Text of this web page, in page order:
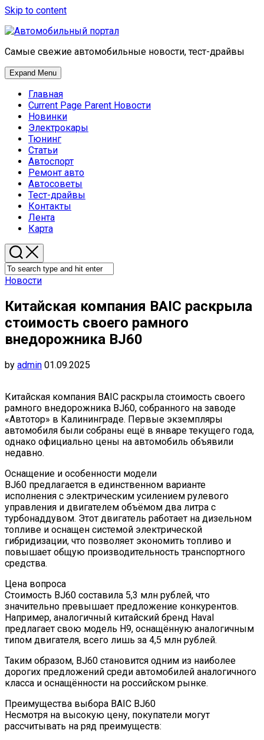
Skip to content
Самые свежие автомобильные новости, тест-драйвы
Expand Menu
Главная
Current Page Parent Новости
Новинки
Электрокары
Тюнинг
Статьи
Автоспорт
Ремонт авто
Автосоветы
Тест-драйвы
Контакты
Лента
Карта
Новости
Китайская компания BAIC раскрыла
стоимость своего рамного
внедорожника BJ60
by admin 01.09.2025
Китайская компания BAIC раскрыла стоимость своего
рамного внедорожника BJ60, собранного на заводе
«Автотор» в Калининграде. Первые экземпляры
автомобиля были собраны ещё в январе текущего года,
однако официально цены на автомобиль объявили
недавно.
Оснащение и особенности модели
BJ60 предлагается в единственном варианте
исполнения с электрическим усилением рулевого
управления и двигателем объёмом два литра с
турбонаддувом. Этот двигатель работает на дизельном
топливе и оснащен системой электрической
гибридизации, что позволяет экономить топливо и
повышает общую производительность транспортного
средства.
Цена вопроса
Стоимость BJ60 составила 5,3 млн рублей, что
значительно превышает предложение конкурентов.
Например, аналогичный китайский бренд Haval
предлагает свою модель H9, оснащённую аналогичным
типом двигателя, всего лишь за 4,5 млн рублей.
Таким образом, BJ60 становится одним из наиболее
дорогих предложений среди автомобилей аналогичного
класса и оснащённости на российском рынке.
Преимущества выбора BAIC BJ60
Несмотря на высокую цену, покупатели могут
рассчитывать на ряд преимуществ: